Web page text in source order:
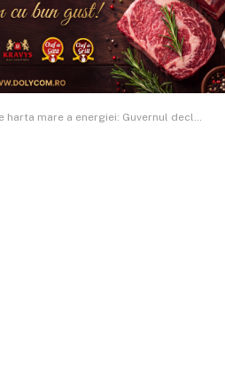
Guvernul declară proiect de importanță națională „autostrada” electrică Suceava-Bălți